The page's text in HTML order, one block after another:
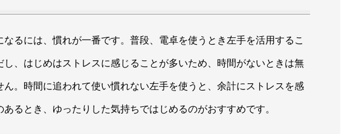
るには、慣れが一番です。普段、電卓を使うとき左手を活用するこ
し、はじめはストレスに感じることが多いため、時間がないときは無
。時間に追われて使い慣れない左手を使うと、余計にストレスを感
るとき、ゆったりした気持ちではじめるのがおすすめです。